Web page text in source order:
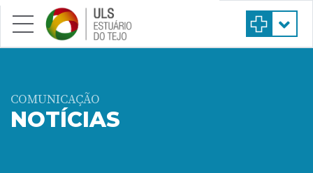
Saltar para conteúdo principal
COMUNICAÇÃO
NOTÍCIAS